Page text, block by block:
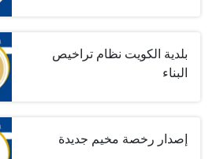
بلدية الكويت نظام تراخيص
البناء
إصدار رخصة مخيم جديدة